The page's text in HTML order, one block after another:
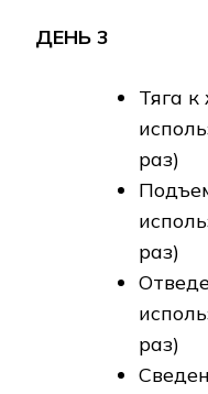
ДЕНЬ 3
Тяга к
раз)
раз)
раз)